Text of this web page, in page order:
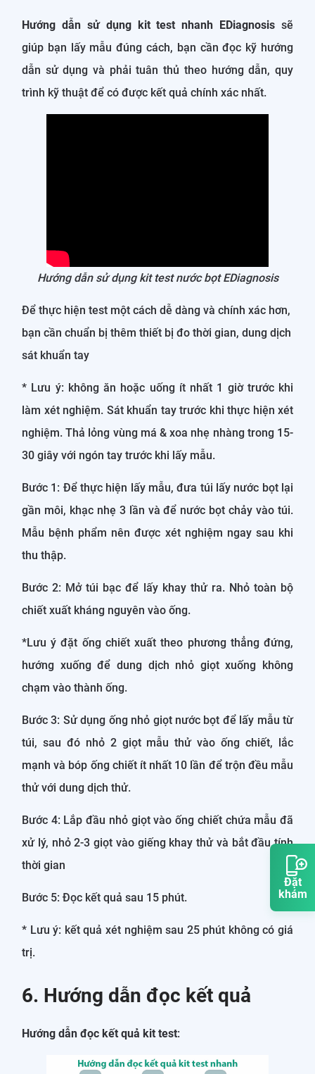
Đặt
khám
Hướng dẫn sử dụng kit test nhanh EDiagnosis sẽ
giúp bạn lấy mẫu đúng cách, bạn cần đọc kỹ hướng
dẫn sử dụng và phải tuân thủ theo hướng dẫn, quy
trình kỹ thuật để có được kết quả chính xác nhất.
Hướng dẫn sử dụng kit test nước bọt EDiagnosis
Để thực hiện test một cách dễ dàng và chính xác hơn,
bạn cần chuẩn bị thêm thiết bị đo thời gian, dung dịch
sát khuẩn tay
* Lưu ý: không ăn hoặc uống ít nhất 1 giờ trước khi
làm xét nghiệm. Sát khuẩn tay trước khi thực hiện xét
nghiệm. Thả lỏng vùng má & xoa nhẹ nhàng trong 15-
30 giây với ngón tay trước khi lấy mẫu.
Bước 1: Để thực hiện lấy mẫu, đưa túi lấy nước bọt lại
gần môi, khạc nhẹ 3 lần và để nước bọt chảy vào túi.
Mẫu bệnh phẩm nên được xét nghiệm ngay sau khi
thu thập.
Bước 2: Mở túi bạc để lấy khay thử ra. Nhỏ toàn bộ
chiết xuất kháng nguyên vào ống.
*Lưu ý đặt ống chiết xuất theo phương thẳng đứng,
hướng xuống để dung dịch nhỏ giọt xuống không
chạm vào thành ống.
Bước 3: Sử dụng ống nhỏ giọt nước bọt để lấy mẫu từ
túi, sau đó nhỏ 2 giọt mẫu thử vào ống chiết, lắc
mạnh và bóp ống chiết ít nhất 10 lần để trộn đều mẫu
thử với dung dịch thử.
Bước 4: Lắp đầu nhỏ giọt vào ống chiết chứa mẫu đã
xử lý, nhỏ 2-3 giọt vào giếng khay thử và bắt đầu tính
thời gian
Bước 5: Đọc kết quả sau 15 phút.
* Lưu ý: kết quả xét nghiệm sau 25 phút không có giá
trị.
6. Hướng dẫn đọc kết quả
Hướng dẫn đọc kết quả kit test: